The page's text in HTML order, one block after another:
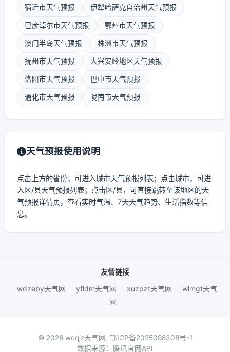
宿迁市天气预报 伊犁哈萨克自治州天气预报
巴彦淖尔市天气预报 鄂州市天气预报
澳门半岛天气预报 株洲市天气预报
抚州市天气预报 大兴安岭地区天气预报
洛阳市天气预报 巴中市天气预报
通化市天气预报 陇南市天气预报
天气预报使用说明
点击上方的省份，可进入城市天气预报列表；点击城市，可进
入区/县天气预报列表；点击区/县，可直接跳转至该地区的天
气预报详情页，查看实时气温、7天天气趋势、生活指数等信
息。
友情链接
wdzeby天气网
yfldm天气网 xuzpzt天气网
wlmgt天气
网
© 2026 wcqjz天气网. 鄂ICP备2025098308号-1
数据来源：腾讯官网API